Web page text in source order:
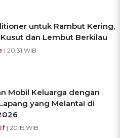
untuk Rambut Kering,
dan Lembut Berkilau
| 20:31 WIB
Mobil Keluarga dengan
yang Melantai di
| 20:15 WIB